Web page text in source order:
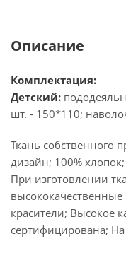
Описание
Комплектация:
Детский:
шт. - 150*110;
Ткань собственного
дизайн; 100%
При изготовлении
красители; Высокое
сертифицирована;